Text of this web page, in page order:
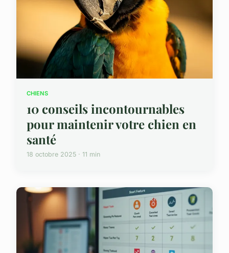
CHIENS
10 conseils incontournables
pour maintenir votre chien en
santé
18 octobre 2025 · 11 min